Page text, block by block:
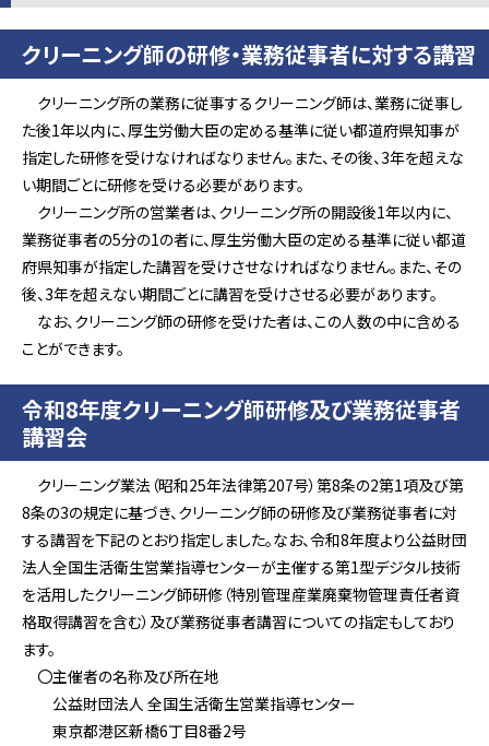
クリーニング師の研修・業務従事者に対する講習
クリーニング所の業務に従事するクリーニング師は、業務に従事し
た後1年以内に、厚生労働大臣の定める基準に従い都道府県知事が
指定した研修を受けなければなりません。また、その後、3年を超えな
い期間ごとに研修を受ける必要があります。
クリーニング所の営業者は、クリーニング所の開設後1年以内に、
業務従事者の5分の1の者に、厚生労働大臣の定める基準に従い都道
府県知事が指定した講習を受けさせなければなりません。また、その
後、3年を超えない期間ごとに講習を受けさせる必要があります。
なお、クリーニング師の研修を受けた者は、この人数の中に含める
ことができます。
令和8年度クリーニング師研修及び業務従事者
講習会
クリーニング業法（昭和25年法律第207号）第8条の2第1項及び第
8条の3の規定に基づき、クリーニング師の研修及び業務従事者に対
する講習を下記のとおり指定しました。なお、令和8年度より公益財団
法人全国生活衛生営業指導センターが主催する第1型デジタル技術
を活用したクリーニング師研修（特別管理産業廃棄物管理責任者資
格取得講習を含む）及び業務従事者講習についての指定もしており
ます。
〇主催者の名称及び所在地
公益財団法人 全国生活衛生営業指導センター
東京都港区新橋6丁目8番2号